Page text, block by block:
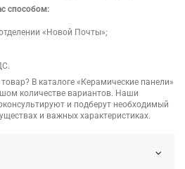
способом:
«Новой Почты»;
В каталоге «Керамические панели»
количестве вариантов. Наши
и подберут необходимый
и важных характеристиках.